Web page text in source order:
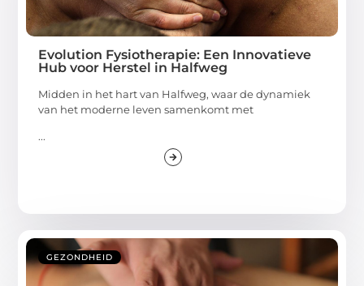
Evolution Fysiotherapie: Een Innovatieve
Hub voor Herstel in Halfweg
Midden in het hart van Halfweg, waar de dynamiek
van het moderne leven samenkomt met
...
GEZONDHEID